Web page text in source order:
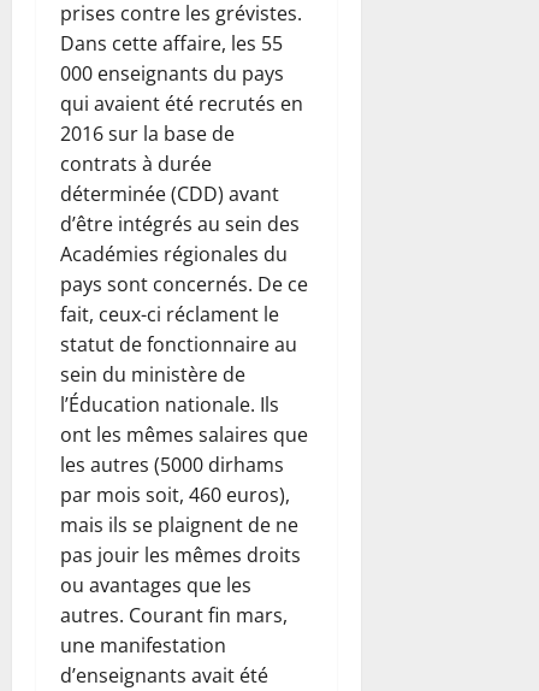
prises contre les grévistes.
Dans cette affaire, les 55
000 enseignants du pays
qui avaient été recrutés en
2016 sur la base de
contrats à durée
déterminée (CDD) avant
d’être intégrés au sein des
Académies régionales du
pays sont concernés. De ce
fait, ceux-ci réclament le
statut de fonctionnaire au
sein du ministère de
l’Éducation nationale. Ils
ont les mêmes salaires que
les autres (5000 dirhams
par mois soit, 460 euros),
mais ils se plaignent de ne
pas jouir les mêmes droits
ou avantages que les
autres. Courant fin mars,
une manifestation
d’enseignants avait été